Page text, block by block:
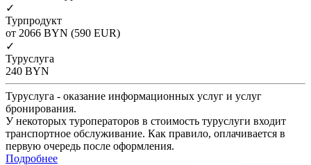
✓
Турпродукт
от 2066 BYN (590 EUR)
✓
Туруслуга
240 BYN
Туруслуга - оказание информационных услуг и услуг
бронирования.
У некоторых туроператоров в стоимость туруслуги входит
транспортное обслуживание. Как правило, оплачивается в
первую очередь после оформления.
Подробнее